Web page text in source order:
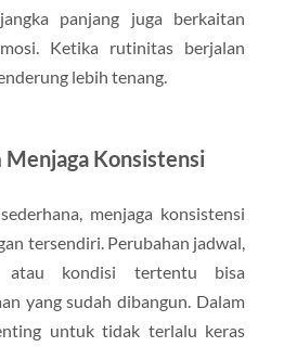
panjang juga berkaitan
Ketika rutinitas berjalan
lebih tenang.
Menjaga Konsistensi
menjaga konsistensi
tersendiri. Perubahan jadwal,
atau kondisi tertentu bisa
yang sudah dibangun. Dalam
untuk tidak terlalu keras